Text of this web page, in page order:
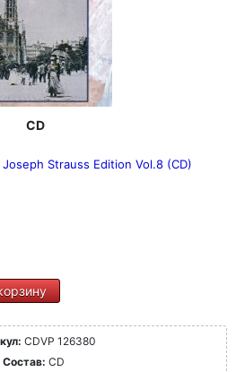
CD
Strauss Edition Vol.8 (CD)
CDVP 126380
Состав: CD